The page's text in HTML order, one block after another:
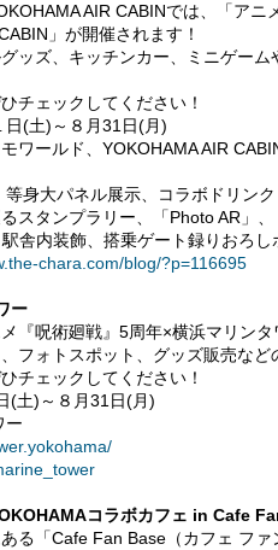
AIR CABINでは、「ア
」が開催されます！
ッズ、キッチンカー、ミニゲー
チェックしてください！
(土)～８月31日(月)
ワールド、YOKOHAMA AIR
身大パネル展示、コラボドリン
スタンプラリー、「Photo AR」、
舎内装飾、搭乗ゲート録りおろし
chara.com/blog/?p=116695
ー
『呪術廻戦』5周年×横浜マリンタ
フォトスポット、グッズ販売など
チェックしてください！
(土)～８月31日(月)
ー
コラボカフェ in Cafe
る「Cafe Fan Base（カフェ ファ